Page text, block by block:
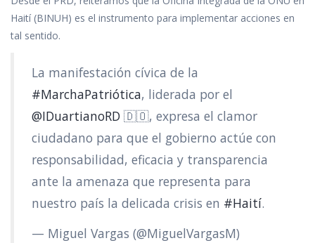
Haití (BINUH) es el instrumento para implementar acciones en
tal sentido.
La manifestación cívica de la
#MarchaPatriótica, liderada por el
@IDuartianoRD 🇩🇴, expresa el clamor
ciudadano para que el gobierno actúe con
responsabilidad, eficacia y transparencia
ante la amenaza que representa para
nuestro país la delicada crisis en #Haití.
— Miguel Vargas (@MiguelVargasM)